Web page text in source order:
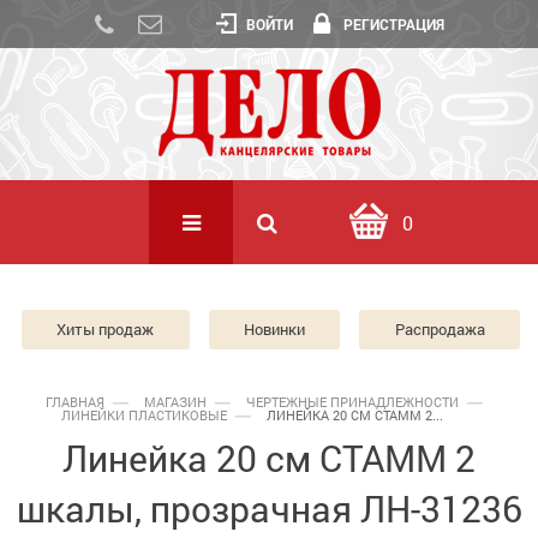
ВОЙТИ РЕГИСТРАЦИЯ
0
Хиты продаж Новинки Распродажа
ГЛАВНАЯ МАГАЗИН ЧЕРТЕЖНЫЕ ПРИНАДЛЕЖНОСТИ
ЛИНЕЙКИ ПЛАСТИКОВЫЕ ЛИНЕЙКА 20 СМ СТАММ 2...
Линейка 20 см СТАММ 2
шкалы, прозрачная ЛН-31236